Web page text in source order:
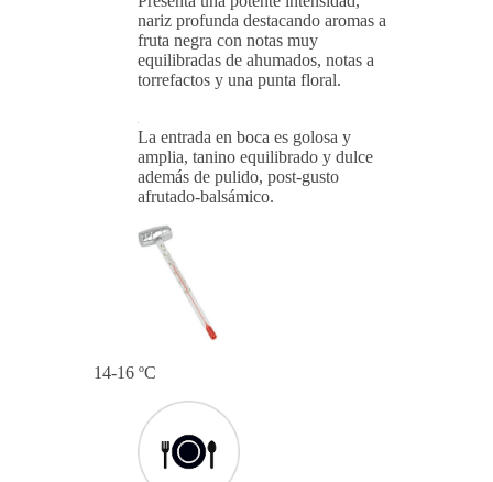
Presenta una potente intensidad,
fruta negra con notas muy
equilibradas de ahumados, notas a
torrefactos y una punta floral.
La entrada en boca es golosa y
amplia, tanino equilibrado y dulce
además de pulido, post-gusto
afrutado-balsámico.